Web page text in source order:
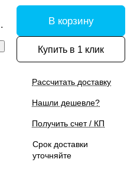
В корзину
Купить в 1 клик
Рассчитать доставку
Нашли дешевле?
Получить счет / КП
Срок доставки
уточняйте